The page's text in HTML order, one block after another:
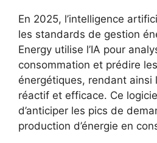
En 2025, l’intelligence
les standards de gestion
Energy utilise l’IA pour
consommation et prédire
énergétiques, rendant ainsi
réactif et efficace. Ce
d’anticiper les pics de
production d’énergie en